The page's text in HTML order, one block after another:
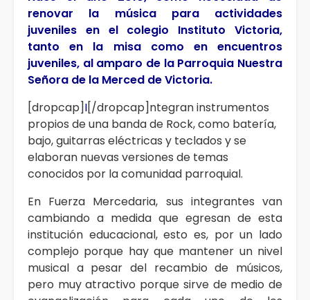
renovar la música para actividades
juveniles en el colegio Instituto Victoria,
tanto en la misa como en encuentros
juveniles, al amparo de la Parroquia Nuestra
Señora de la Merced de Victoria.
[dropcap]I[/dropcap]ntegran instrumentos
propios de una banda de Rock, como batería,
bajo, guitarras eléctricas y teclados y se
elaboran nuevas versiones de temas
conocidos por la comunidad parroquial.
En Fuerza Mercedaria, sus integrantes van
cambiando a medida que egresan de esta
institución educacional, esto es, por un lado
complejo porque hay que mantener un nivel
musical a pesar del recambio de músicos,
pero muy atractivo porque sirve de medio de